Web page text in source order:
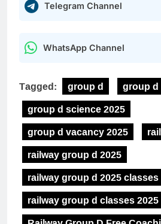
Telegram Channel
WhatsApp Channel
Tagged: group d
group d
group d science 2025
group d vacancy 2025
railway group d 2025
railway group d 2025 classes
railway group d classes 2025